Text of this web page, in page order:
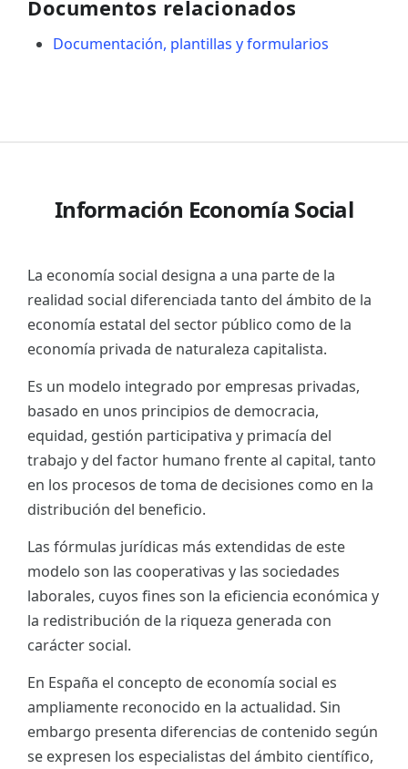
Documentos relacionados
Documentación, plantillas y formularios
Información Economía Social
La economía social designa a una parte de la
realidad social diferenciada tanto del ámbito de la
economía estatal del sector público como de la
economía privada de naturaleza capitalista.
Es un modelo integrado por empresas privadas,
basado en unos principios de democracia,
equidad, gestión participativa y primacía del
trabajo y del factor humano frente al capital, tanto
en los procesos de toma de decisiones como en la
distribución del beneficio.
Las fórmulas jurídicas más extendidas de este
modelo son las cooperativas y las sociedades
laborales, cuyos fines son la eficiencia económica y
la redistribución de la riqueza generada con
carácter social.
En España el concepto de economía social es
ampliamente reconocido en la actualidad. Sin
embargo presenta diferencias de contenido según
se expresen los especialistas del ámbito científico,